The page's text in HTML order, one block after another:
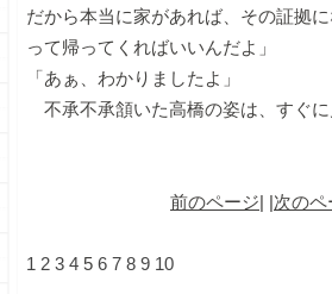
だから本当に家があれば、その証拠
って帰ってくればいいんだよ」
「あぁ、わかりましたよ」
不承不承頷いた高橋の姿は、すぐに
前のページ| |次のペ
1 2 3 4 5 6 7 8 9 10